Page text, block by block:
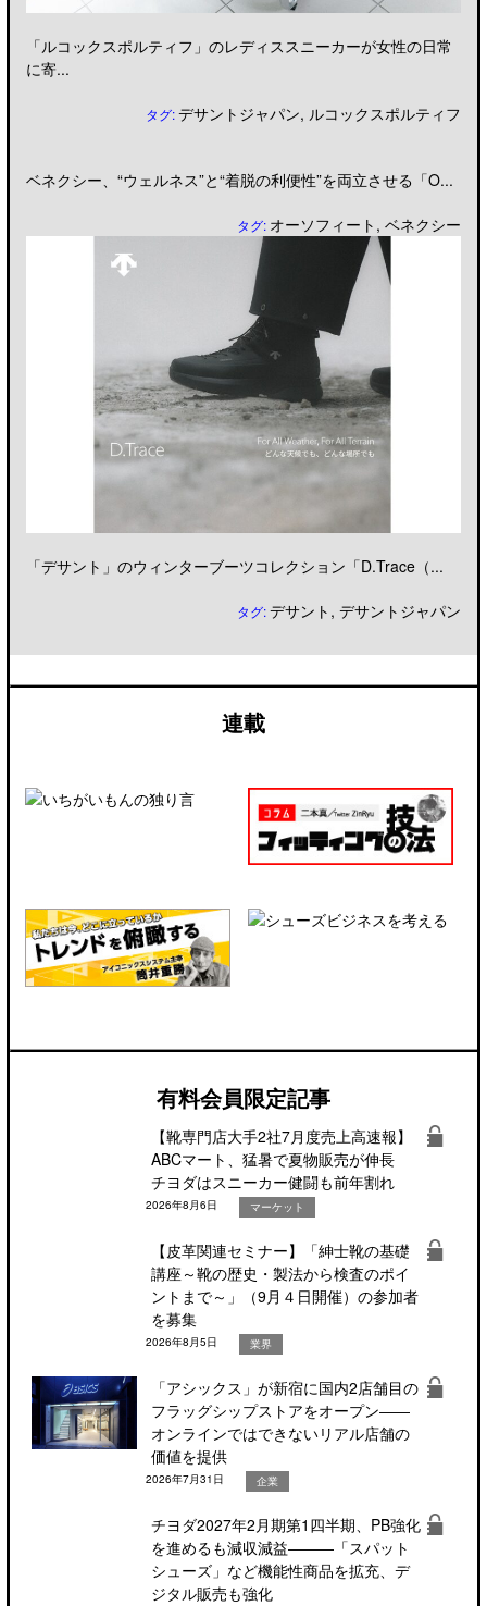
「ルコックスポルティフ」のレディススニーカーが女性の日常
に寄...
タグ:デサントジャパン, ルコックスポルティフ
ベネクシー、“ウェルネス”と“着脱の利便性”を両立させる「O...
タグ: オーソフィート ,ベネクシー
「デサント」のウィンターブーツコレクション「D.Trace（...
タグ:デサント ,デサントジャパン
連載
有料会員限定記事
【靴専門店大手2社7月度売上高速報】
ABCマート、猛暑で夏物販売が伸長
チヨダはスニーカー健闘も前年割れ
2026年8月6日 マーケット
【皮革関連セミナー】「紳士靴の基礎
講座～靴の歴史・製法から検査のポイ
ントまで～」（9月４日開催）の参加者
を募集
2026年8月5日 業界
「アシックス」が新宿に国内2店舗目の
フラッグシップストアをオープン――
オンラインではできないリアル店舗の
価値を提供
2026年7月31日 企業
チヨダ2027年2月期第1四半期、PB強化
を進めるも減収減益―――「スパット
シューズ」など機能性商品を拡充、デ
ジタル販売も強化